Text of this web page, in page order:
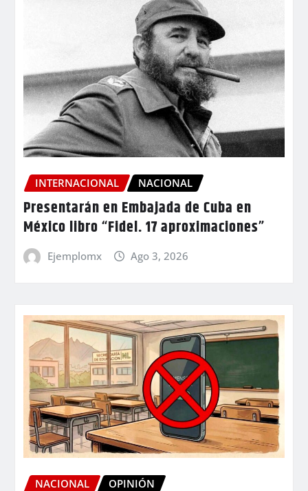
INTERNACIONAL NACIONAL
Presentarán en Embajada de Cuba en
México libro “Fidel. 17 aproximaciones”
Ejemplomx Ago 3, 2026
NACIONAL OPINIÓN